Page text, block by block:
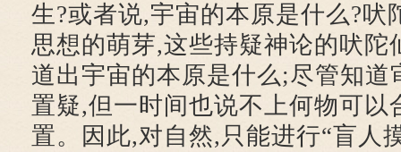
生?或者说,宇宙的本原是什么?吠
思想的萌芽,这些持疑神论的吠陀
道出宇宙的本原是什么;尽管知道
置疑,但一时间也说不上何物可以
置。因此,对自然,只能进行“盲人